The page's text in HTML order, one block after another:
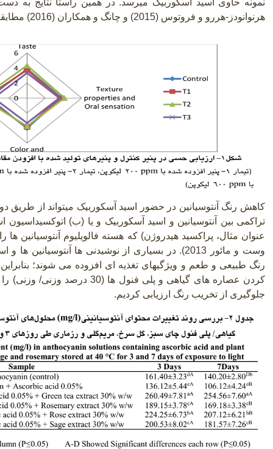
هرنوانودز-هررو و فروتوس (2015) و چانگ و همکاران (2016) مطابقت داشت
کاهش رنگ آنتوسیانین در حضور اسید آسکوربیک میتواند از طریق
تراکمی بین آنتوسیانین و اسید آسکوربیک و یا (ب) اتوکسیداسیون
عنوان مثال، پراکسید هیدروژن) که هسته فالویلیوم آنتوسیانین
وست و مائور 2013). در بسیاری از نوشیدنی ها
رنگ طبیعی و طعم و ویژگیهای تغذیه ای افزوده می شوند؛
کردن عصاره های گیاهی و پلی فنول
جلوگیری از تخریب رنگ ارزیابی کردیم.